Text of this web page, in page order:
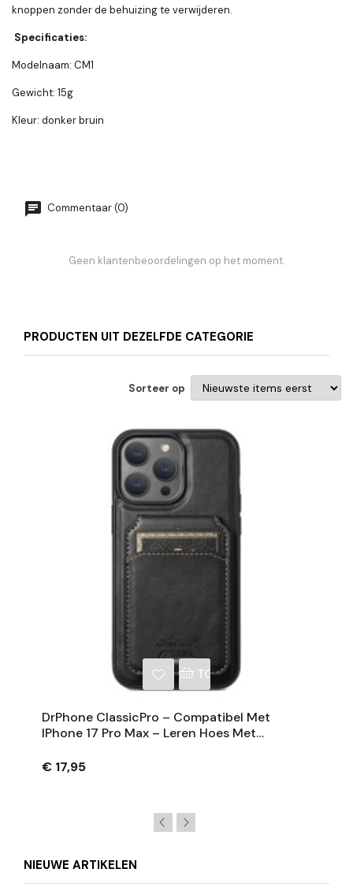
knoppen zonder de behuizing te verwijderen.
Specificaties:
Modelnaam: CM1
Gewicht: 15g
Kleur: donker bruin
Commentaar (0)
Geen klantenbeoordelingen op het moment.
PRODUCTEN UIT DEZELFDE CATEGORIE
Sorteer op
TOEVOEGEN AAN
DrPhone ClassicPro – Compatibel Met
IPhone 17 Pro Max – Leren Hoes Met
MagSafe
€ 17,95
NIEUWE ARTIKELEN